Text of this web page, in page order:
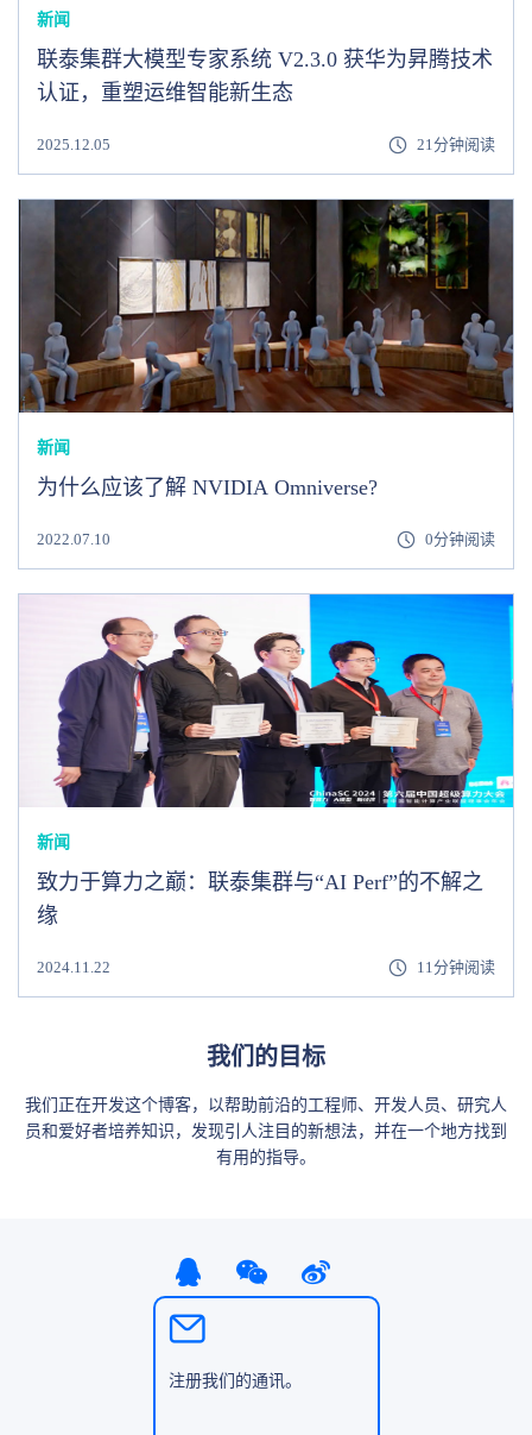
新闻
联泰集群大模型专家系统 V2.3.0 获华为昇腾技术
认证，重塑运维智能新生态
2025.12.05 21分钟阅读
新闻
为什么应该了解 NVIDIA Omniverse?
2022.07.10 0分钟阅读
新闻
致力于算力之巅：联泰集群与“AI Perf”的不解之
缘
2024.11.22 11分钟阅读
我们的目标
我们正在开发这个博客，以帮助前沿的工程师、开发人员、研究人
员和爱好者培养知识，发现引人注目的新想法，并在一个地方找到
有用的指导。
注册我们的通讯。